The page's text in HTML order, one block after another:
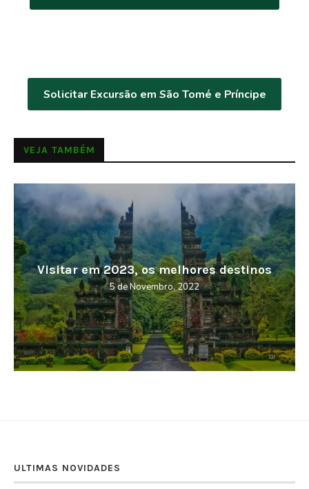
Solicitar Excursão em São Tomé e Príncipe
VEJA TAMBÉM
Visitar em 2023, os melhores destinos
5 de Novembro, 2022
ULTIMAS NOVIDADES